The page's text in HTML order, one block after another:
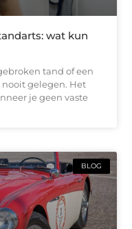
wat kun
tand of een
gelegen. Het
je geen vaste
BLOG